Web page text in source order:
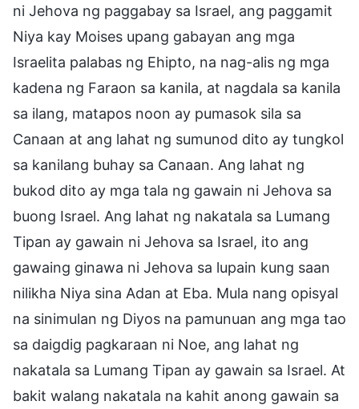
ni Jehova ng paggabay sa Israel, ang paggamit
Niya kay Moises upang gabayan ang mga
Israelita palabas ng Ehipto, na nag-alis ng mga
kadena ng Faraon sa kanila, at nagdala sa kanila
sa ilang, matapos noon ay pumasok sila sa
Canaan at ang lahat ng sumunod dito ay tungkol
sa kanilang buhay sa Canaan. Ang lahat ng
bukod dito ay mga tala ng gawain ni Jehova sa
buong Israel. Ang lahat ng nakatala sa Lumang
Tipan ay gawain ni Jehova sa Israel, ito ang
gawaing ginawa ni Jehova sa lupain kung saan
nilikha Niya sina Adan at Eba. Mula nang opisyal
na sinimulan ng Diyos na pamunuan ang mga tao
sa daigdig pagkaraan ni Noe, ang lahat ng
nakatala sa Lumang Tipan ay gawain sa Israel. At
bakit walang nakatala na kahit anong gawain sa